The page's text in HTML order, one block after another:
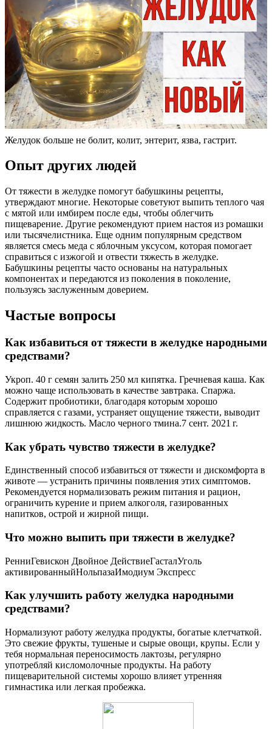
Желудок больше не болит, колит, энтерит, язва, гастрит.
Опыт других людей
От тяжести в желудке помогут бабушкины рецепты,
утверждают многие. Некоторые советуют выпить теплого чая
с мятой или имбирем после еды, чтобы облегчить
пищеварение. Другие рекомендуют прием настоя из ромашки
или тысячелистника. Еще одним популярным средством
является смесь меда с яблочным уксусом, которая помогает
справиться с изжогой и отвести тяжесть в желудке.
Бабушкины рецепты часто основаны на натуральных
компонентах и передаются из поколения в поколение,
пользуясь заслуженным доверием.
Частые вопросы
Как избавиться от тяжести в желудке народными
средствами?
Укроп. 40 г семян залить 250 мл кипятка. Гречневая каша. Как
можно чаще использовать в качестве завтрака. Спаржа.
Содержит пробиотики, благодаря которым хорошо
справляется с газами, устраняет ощущение тяжести, выводит
лишнюю жидкость. Масло черного тмина.7 сент. 2021 г.
Как убрать чувство тяжести в желудке?
Единственный способ избавиться от тяжести и дискомфорта в
животе — устранить причины появления этих симптомов.
Рекомендуется нормализовать режим питания и рацион,
ограничить курение и прием алкоголя, газированных
напитков, острой и жирной пищи.
Что можно выпить при тяжести в желудке?
РенниГевискон Двойное ДействиеГасталУголь
активированныйНольпазаИмодиум Экспресс
Как улучшить работу желудка народными
средствами?
Нормализуют работу желудка продукты, богатые клетчаткой.
Это свежие фрукты, тушеные и сырые овощи, крупы. Если у
тебя нормальная переносимость лактозы, регулярно
употребляй кисломолочные продукты. На работу
пищеварительной системы хорошо влияет утренняя
гимнастика или легкая пробежка.